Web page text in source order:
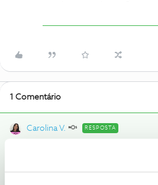
1 Comentário
Carolina V. RESPOSTA